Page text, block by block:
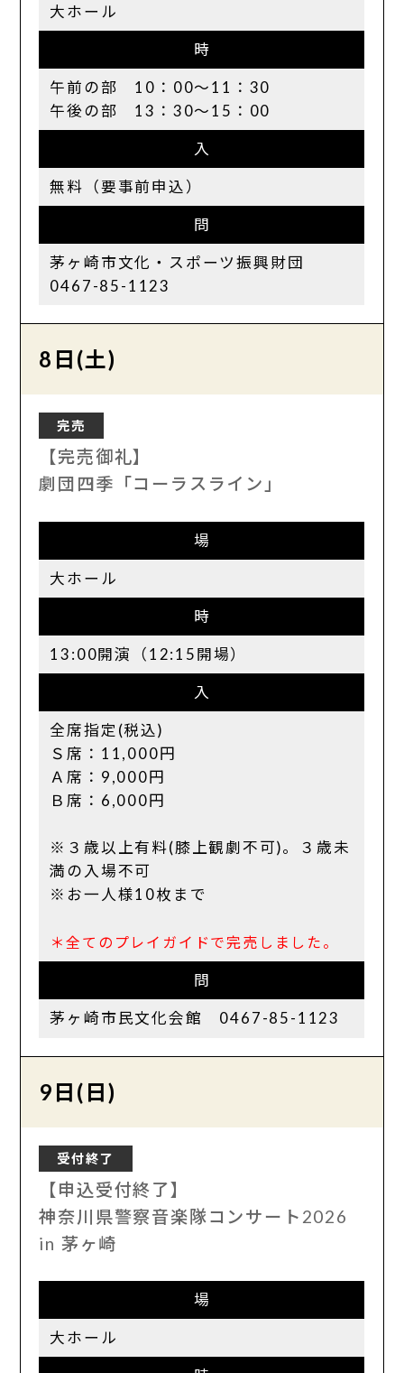
大ホール
時
午前の部 10：00〜11：30
午後の部 13：30～15：00
入
無料（要事前申込）
問
茅ヶ崎市文化・スポーツ振興財団
0467-85-1123
8日(土)
完売
【完売御礼】
劇団四季「コーラスライン」
場
大ホール
時
13:00開演（12:15開場）
入
全席指定(税込)
Ｓ席：11,000円
Ａ席：9,000円
Ｂ席：6,000円
※３歳以上有料(膝上観劇不可)。３歳未
満の入場不可
※お一人様10枚まで
＊全てのプレイガイドで完売しました。
問
茅ヶ崎市民文化会館 0467-85-1123
9日(日)
受付終了
【申込受付終了】
神奈川県警察音楽隊コンサート2026
in 茅ヶ崎
場
大ホール